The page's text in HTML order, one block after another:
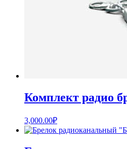
Комплект радио
3,000.00₽